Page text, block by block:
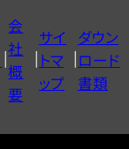
会
社
概
要
サイ
トマ
ップ
ダウン
ロード
書類